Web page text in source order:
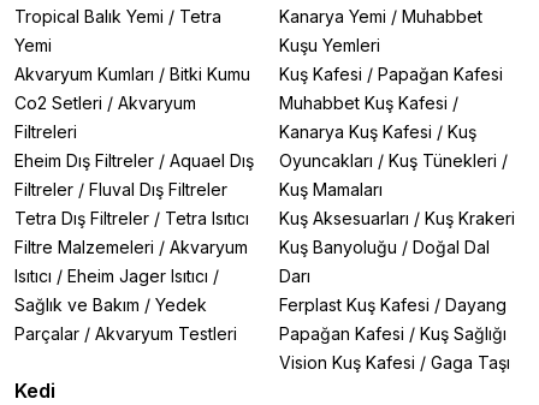
Tropical Balık Yemi / Tetra
Yemi
Akvaryum Kumları / Bitki Kumu
Co2 Setleri / Akvaryum
Filtreleri
Eheim Dış Filtreler / Aquael Dış
Filtreler / Fluval Dış Filtreler
Tetra Dış Filtreler / Tetra Isıtıcı
Filtre Malzemeleri / Akvaryum
Isıtıcı / Eheim Jager Isıtıcı /
Sağlık ve Bakım / Yedek
Parçalar / Akvaryum Testleri
Kedi
Kanarya Yemi / Muhabbet
Kuşu Yemleri
Kuş Kafesi / Papağan Kafesi
Muhabbet Kuş Kafesi /
Kanarya Kuş Kafesi / Kuş
Oyuncakları / Kuş Tünekleri /
Kuş Mamaları
Kuş Aksesuarları / Kuş Krakeri
Kuş Banyoluğu / Doğal Dal
Darı
Ferplast Kuş Kafesi / Dayang
Papağan Kafesi / Kuş Sağlığı
Vision Kuş Kafesi / Gaga Taşı